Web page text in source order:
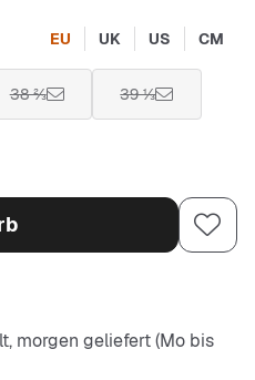
EU UK US CM
38 ⅔ 39 ⅓
morgen geliefert (Mo bis